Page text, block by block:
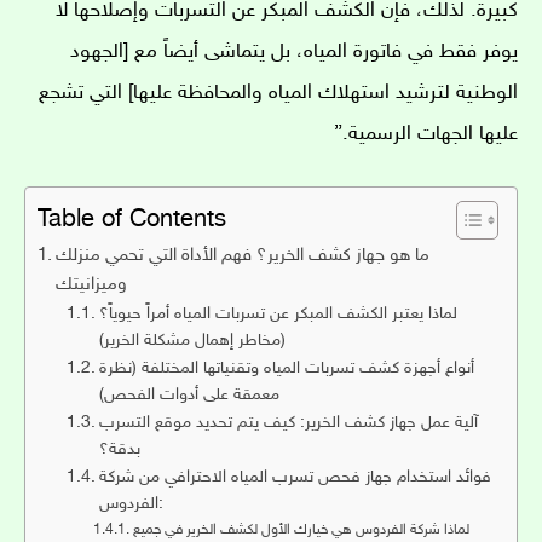
كبيرة. لذلك، فإن الكشف المبكر عن التسربات وإصلاحها لا
يوفر فقط في فاتورة المياه، بل يتماشى أيضاً مع [الجهود
الوطنية لترشيد استهلاك المياه والمحافظة عليها] التي تشجع
عليها الجهات الرسمية.”
Table of Contents
ما هو جهاز كشف الخرير؟ فهم الأداة التي تحمي منزلك
وميزانيتك
لماذا يعتبر الكشف المبكر عن تسربات المياه أمراً حيوياً؟
(مخاطر إهمال مشكلة الخرير)
أنواع أجهزة كشف تسربات المياه وتقنياتها المختلفة (نظرة
معمقة على أدوات الفحص)
آلية عمل جهاز كشف الخرير: كيف يتم تحديد موقع التسرب
بدقة؟
فوائد استخدام جهاز فحص تسرب المياه الاحترافي من شركة
الفردوس:
لماذا شركة الفردوس هي خيارك الأول لكشف الخرير في جميع